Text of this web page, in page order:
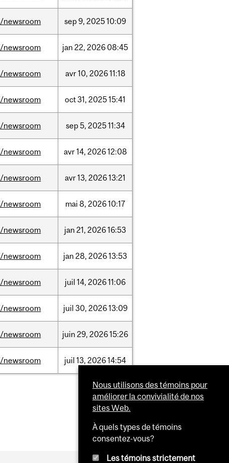
/newsroom sep9, 202510:09
/newsroom jan 22, 2026 08:45
/newsroom avr10, 202611:18
/newsroom oct31, 202515:41
/newsroom sep5, 202511:34
/newsroom avr14, 202612:08
/newsroom avr13, 202613:21
/newsroom mai 8, 202610:17
/newsroom jan 21, 202616:53
/newsroom jan 28, 202613:53
/newsroom juil 14, 202611:06
/newsroom juil 30, 202613:09
/newsroom juin 29, 202615:26
/newsroom juil 13, 202614:54
Nous utilisons des témoins pour
améliorer la convivialité de nos
sites Web.
À quels types de témoins
consentez-vous?
Les témoins strictement